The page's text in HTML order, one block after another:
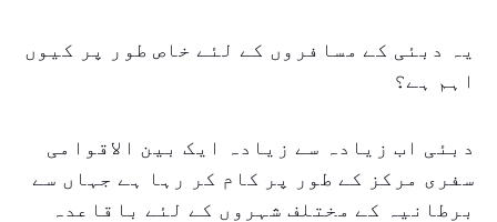
یہ دبئی کے مسافروں کے لئے خاص طور پر کیوں
اہم ہے؟
دبئی اب زیادہ سے زیادہ ایک بین الاقوامی
سفری مرکز کے طور پر کام کر رہا ہے جہاں سے
برطانیہ کے مختلف شہروں کے لئے باقاعدہ